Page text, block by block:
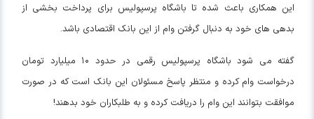
این همکاری باعث شده تا باشگاه پرسپولیس برای پرداخت بخشی از
بدهی های خود به دنبال گرفتن وام از این بانک اقتصادی باشد.
گفته می شود باشگاه پرسپولیس رقمی در حدود ۱۰ میلیارد تومان
درخواست وام کرده و منتظر پاسخ مسئولان این بانک است که در صورت
موافقت بتوانند این وام را دریافت کرده و به طلبکاران خود بدهند!